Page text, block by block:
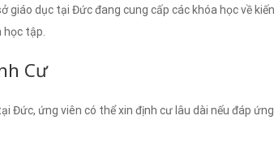
giáo dục tại Đức đang cung cấp các khóa học về
tập.
Cư
Đức, ứng viên có thể xin định cư lâu dài nếu đáp